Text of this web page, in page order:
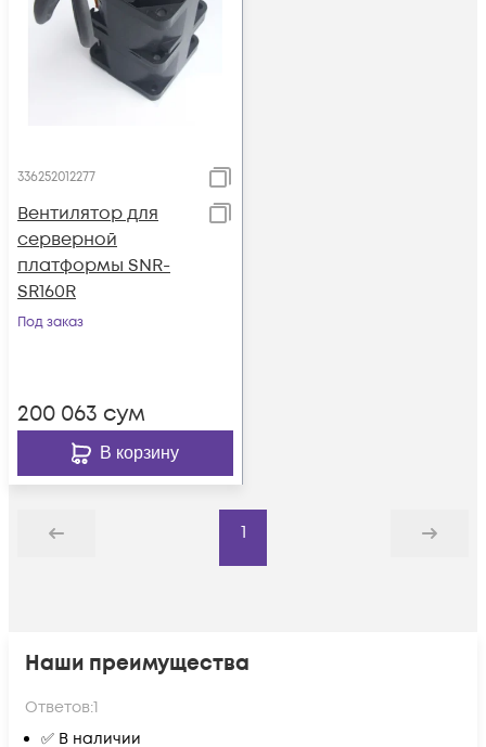
336252012277
Вентилятор для
серверной
платформы SNR-
SR160R
Под заказ
200 063 сум
В корзину
Назад
1
Дальше
Наши преимущества
Ответов:1
✅ В наличии